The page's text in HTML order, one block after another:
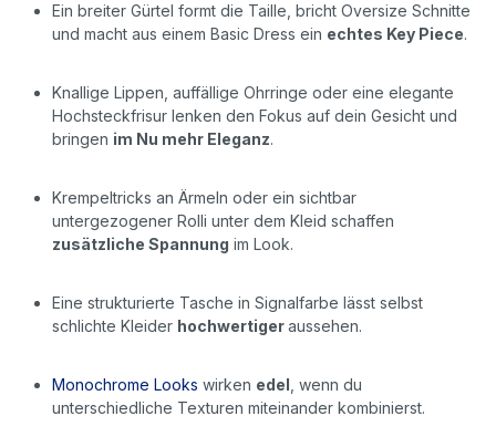
Ein breiter Gürtel formt die Taille, bricht Oversize Schnitte
und macht aus einem Basic Dress ein echtes Key Piece.
Knallige Lippen, auffällige Ohrringe oder eine elegante
Hochsteckfrisur lenken den Fokus auf dein Gesicht und
bringen im Nu mehr Eleganz.
Krempeltricks an Ärmeln oder ein sichtbar
untergezogener Rolli unter dem Kleid schaffen
zusätzliche Spannung im Look.
Eine strukturierte Tasche in Signalfarbe lässt selbst
schlichte Kleider hochwertigeraussehen.
Monochrome Looks wirken edel, wenn du
unterschiedliche Texturen miteinander kombinierst.